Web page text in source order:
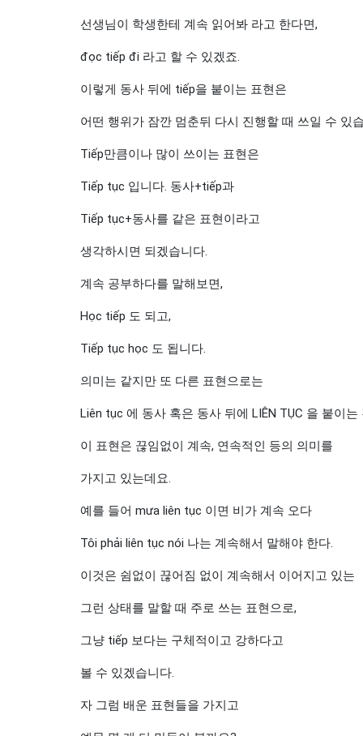
선생님이 학생한테 계속 읽어봐 라고 한다면,
đọc tiếp đi 라고 할 수 있겠죠.
이렇게 동사 뒤에 tiếp을 붙이는 표현은
어떤 행위가 잠깐 멈춘뒤 다시 진행할 때 쓰일 수 있
Tiếp만큼이나 많이 쓰이는 표현은
Tiếp tục 입니다. 동사+tiếp과
Tiếp tục+동사를 같은 표현이라고
생각하시면 되겠습니다.
계속 공부하다를 말해보면,
Học tiếp 도 되고,
Tiếp tục học 도 됩니다.
의미는 같지만 또 다른 표현으로는
Liên tục 에 동사 혹은 동사 뒤에 LIÊN TỤC 을 붙이는
이 표현은 끊임없이 계속, 연속적인 등의 의미를
가지고 있는데요.
예를 들어 mưa liên tục 이면 비가 계속 오다
Tôi phải liên tục nói 나는 계속해서 말해야 한다.
이것은 쉼없이 끊어짐 없이 계속해서 이어지고 있는
그런 상태를 말할 때 주로 쓰는 표현으로,
그냥 tiếp 보다는 구체적이고 강하다고
볼 수 있겠습니다.
자 그럼 배운 표현들을 가지고